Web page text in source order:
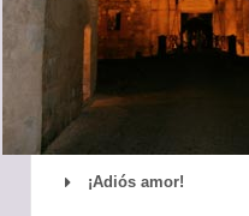
¡Adiós amor!